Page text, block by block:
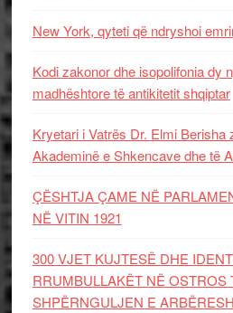
New York, qyteti që ndryshoi
Kodi zakonor dhe isopolifonia dy
madhështore të antikitetit shqiptar
Kryetari i Vatrës Dr. Elmi Berisha
Akademinë e Shkencave dhe të
ÇËSHTJA ÇAME NË
NË VITIN 1921
300 VJET KUJTESË DHE
RRUMBULLAKËT NË OSTROS
SHPËRNGULJEN E